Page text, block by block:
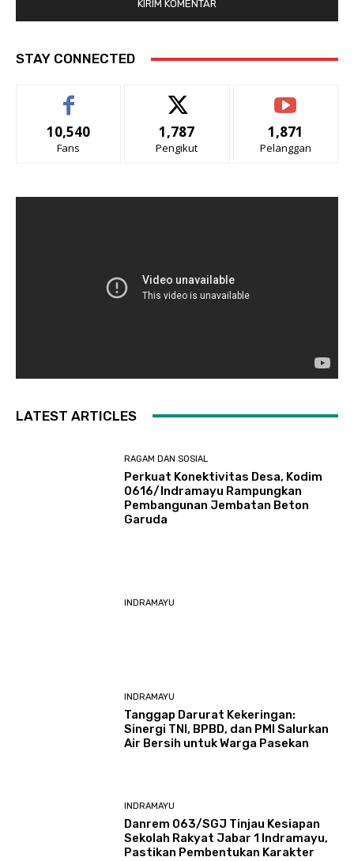
STAY CONNECTED
10,540
Fans
1,787
Pengikut
1,871
Pelanggan
LATEST ARTICLES
RAGAM DAN SOSIAL
​Perkuat Konektivitas Desa, Kodim
0616/Indramayu Rampungkan
Pembangunan Jembatan Beton
Garuda
INDRAMAYU
INDRAMAYU
​Tanggap Darurat Kekeringan:
Sinergi TNI, BPBD, dan PMI Salurkan
Air Bersih untuk Warga Pasekan
INDRAMAYU
Danrem 063/SGJ Tinjau Kesiapan
Sekolah Rakyat Jabar 1 Indramayu,
Pastikan Pembentukan Karakter